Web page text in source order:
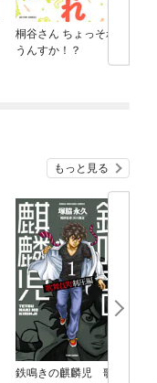
桐谷さん ちょっそれ食
うんすか！？
もっと見る
鉄鳴きの麒麟児 歌舞